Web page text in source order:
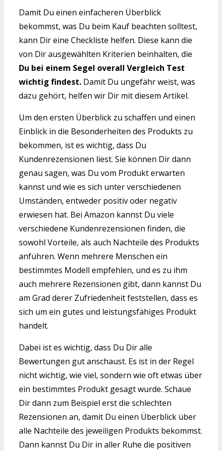
Damit Du einen einfacheren Überblick
bekommst, was Du beim Kauf beachten solltest,
kann Dir eine Checkliste helfen. Diese kann die
von Dir ausgewählten Kriterien beinhalten, die
Du bei einem Segel overall Vergleich Test
wichtig findest. Damit Du ungefähr weist, was
dazu gehört, helfen wir Dir mit diesem Artikel.
Um den ersten Überblick zu schaffen und einen
Einblick in die Besonderheiten des Produkts zu
bekommen, ist es wichtig, dass Du
Kundenrezensionen liest. Sie können Dir dann
genau sagen, was Du vom Produkt erwarten
kannst und wie es sich unter verschiedenen
Umständen, entweder positiv oder negativ
erwiesen hat. Bei Amazon kannst Du viele
verschiedene Kundenrezensionen finden, die
sowohl Vorteile, als auch Nachteile des Produkts
anführen. Wenn mehrere Menschen ein
bestimmtes Modell empfehlen, und es zu ihm
auch mehrere Rezensionen gibt, dann kannst Du
am Grad derer Zufriedenheit feststellen, dass es
sich um ein gutes und leistungsfähiges Produkt
handelt.
Dabei ist es wichtig, dass Du Dir alle
Bewertungen gut anschaust. Es ist in der Regel
nicht wichtig, wie viel, sondern wie oft etwas über
ein bestimmtes Produkt gesagt wurde. Schaue
Dir dann zum Beispiel erst die schlechten
Rezensionen an, damit Du einen Überblick über
alle Nachteile des jeweiligen Produkts bekommst.
Dann kannst Du Dir in aller Ruhe die positiven